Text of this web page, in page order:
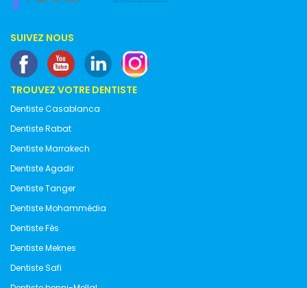
SUIVEZ NOUS
TROUVEZ VOTRE DENTISTE
Dentiste Casablanca
Dentiste Rabat
Dentiste Marrakech
Dentiste Agadir
Dentiste Tanger
Dentiste Mohammédia
Dentiste Fès
Dentiste Meknes
Dentiste Safi